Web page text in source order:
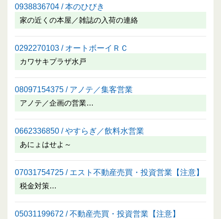
0938836704 / 本のひびき
家の近くの本屋／雑誌の入荷の連絡
0292270103 / オートボーイＲＣ
カワサキプラザ水戸
08097154375 / アノテ／集客営業
アノテ／企画の営業…
0662336850 / やすらぎ／飲料水営業
あにょはせよ～
07031754725 / エスト不動産売買・投資営業【注意】
税金対策…
05031199672 / 不動産売買・投資営業【注意】